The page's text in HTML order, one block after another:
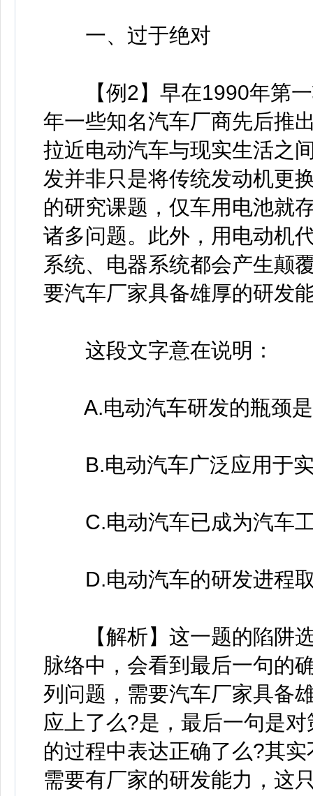
一、过于绝对
【例2】早在1990年第一
年一些知名汽车厂商先后推
拉近电动汽车与现实生活之
发并非只是将传统发动机更
的研究课题，仅车用电池就
诸多问题。此外，用电动机
系统、电器系统都会产生颠
要汽车厂家具备雄厚的研发
这段文字意在说明：
A.电动汽车研发的瓶颈是
B.电动汽车广泛应用于实
C.电动汽车已成为汽车工
D.电动汽车的研发进程取
【解析】这一题的陷阱选
脉络中，会看到最后一句的
列问题，需要汽车厂家具备
应上了么?是，最后一句是
的过程中表达正确了么?其
需要有厂家的研发能力，这